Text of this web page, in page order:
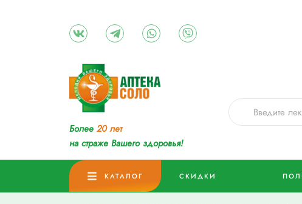
Более 20 лет
на страже Вашего здоровья!
КАТАЛОГ СКИДКИ